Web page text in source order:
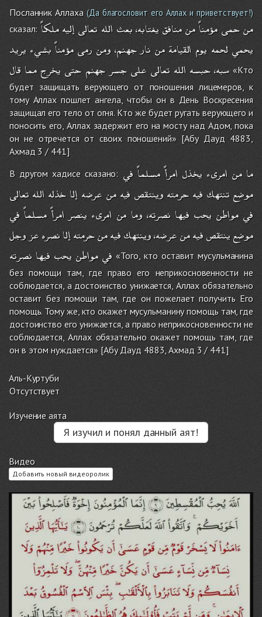
Посланник Аллаха(Да благословит его Аллах и приветствует!)
сказал: منحمىمؤمناًمنمنافقيغتابه،بعثاللهتعالىإليهملكاً
يحميلحمه يوم القيامة من نارجهنم،ومنرمىمؤمناًبشيء يريد
سبه،حبسه الله تعالى على جسرجهنم حتىيخرجمما قال
«Кто
будет защищать верующего от поношения лицемеров, к
тому Аллах пошлет ангела, чтобы он в День Воскресения
защищал его тело от огня. Кто же будет ругать верующего и
поносить его, Аллах задержит его на мосту над Адом, пока
он не отречется от своих поношений» [Абу Дауд 4883,
Ахмад 3 / 441]
В другом хадисе сказано:
ما من امرىء يخذل امرأً مسلماً في
موضعتنتهكفيهحرمتهوينتقصفيهمنعرضهإلاخذلهاللهتعالى
في مواطن يحب فيها نصرته، وما من امرىء ينصر امرأً مسلماً في
موضعينتقصفيهمنعرضه،وينتهكفيهمنحرمتهإلانصرهعزوجل
في مواطن يحب فيها نصرته
«Того, кто оставит мусульманина
без помощи там, где право его неприкосновенности не
соблюдается, а достоинство унижается, Аллах обязательно
оставит без помощи там, где он пожелает получить Его
помощь. Тому же, кто окажет мусульманину помощь там, где
достоинство его унижается, а право неприкосновенности не
соблюдается, Аллах обязательно окажет помощь там, где
он в этом нуждается» [Абу Дауд 4883, Ахмад 3 / 441]
Аль-Куртуби
Отсутствует
Изучение аята
Я изучил и понял данный аят!
Видео
Добавить новый видеоролик